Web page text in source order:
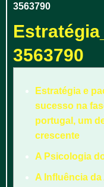
3563790
3563790
Estratégia e
sucesso na
portugal, um
crescente
A Psicologia
A Influência